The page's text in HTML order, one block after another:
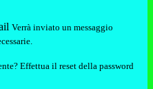
Verrà inviato un messaggio
Effettua il reset della password